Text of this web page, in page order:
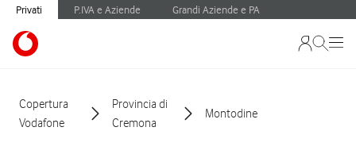
Privati P.IVA e Aziende Grandi Aziende e PA
Copertura
Vodafone
Provincia di
Cremona
Montodine